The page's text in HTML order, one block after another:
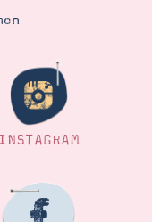
INSTAGRAM